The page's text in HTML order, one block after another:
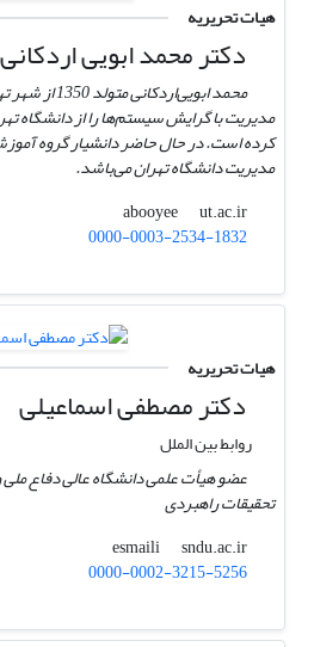
هیات تحریریه
دکتر محمد ابویی اردکانی
محمد
کرده است. در حال حاضر دانشیار گروه
مدیریت دانشگاه تهران می‌باشد.
abooyee
ut.ac.ir
0000-0003-2534-1832
هیات تحریریه
دکتر مصطفی اسماعیلی
روابط بین الملل
عضو هیأت علمی دانشگاه عالی دفاع
تحقیقات راهبردی
esmaili
sndu.ac.ir
0000-0002-3215-5256